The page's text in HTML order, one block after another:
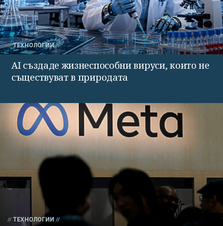
ТЕХНОЛОГИИ
AI създаде жизнеспособни вируси, които не
съществуват в природата
ТЕХНОЛОГИИ